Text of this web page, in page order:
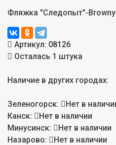
Фляжка "Следопыт"-
Артикул: 08126
Осталась 1 штука
Наличие в других городах:
Зеленогорск:
Нет в
Канск:
Нет в наличии
Минусинск:
Нет в наличии
Назарово:
Нет в наличии